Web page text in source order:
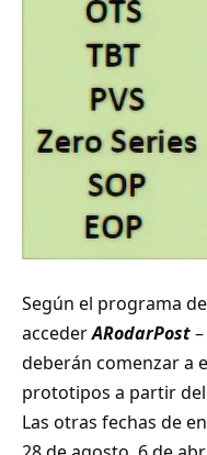
Según el programa
accederARodarPost
deberán comenzar a
prototipos a partir
Las otras fechas de